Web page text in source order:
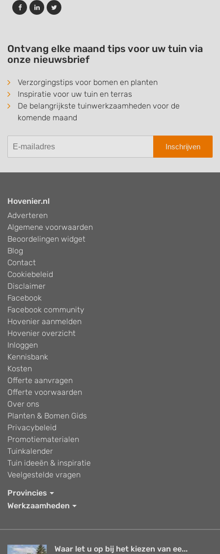
Ontvang elke maand tips voor uw tuin via
onze nieuwsbrief
Verzorgingstips voor bomen en planten
Inspiratie voor uw tuin en terras
De belangrijkste tuinwerkzaamheden voor de
komende maand
Inschrijven
Hovenier.nl
Adverteren
Algemene voorwaarden
Beoordelingen widget
Blog
Contact
Cookiebeleid
Disclaimer
Facebook
Facebook community
Hovenier aanmelden
Hovenier overzicht
Inloggen
Kennisbank
Kosten
Offerte aanvragen
Offerte voorwaarden
Over ons
Planten & Bomen Gids
Privacybeleid
Promotiematerialen
Tuinkalender
Tuin ideeën & inspiratie
Veelgestelde vragen
Provincies
Werkzaamheden
Waar let u op bij het kiezen van ee...